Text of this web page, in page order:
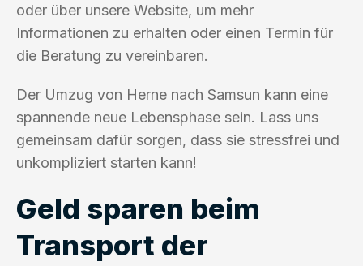
oder über unsere Website, um mehr
Informationen zu erhalten oder einen Termin für
die Beratung zu vereinbaren.
Der Umzug von Herne nach Samsun kann eine
spannende neue Lebensphase sein. Lass uns
gemeinsam dafür sorgen, dass sie stressfrei und
unkompliziert starten kann!
Geld sparen beim
Transport der